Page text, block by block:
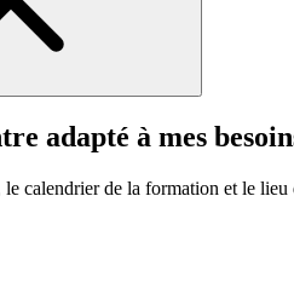
adapté à mes
calendrier de la formation et le